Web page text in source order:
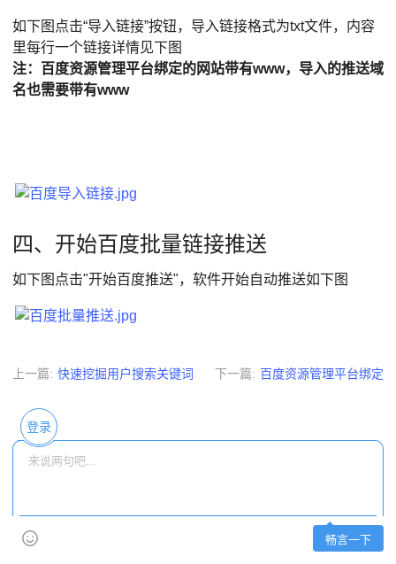
如下图点击“导入链接”按钮，导入链接格式为txt文件，内容
里每行一个链接详情见下图
注：百度资源管理平台绑定的网站带有www，导入的推送域
名也需要带有www
四、开始百度批量链接推送
如下图点击"开始百度推送"，软件开始自动推送如下图
上一篇: 快速挖掘用户搜索关键词 下一篇: 百度资源管理平台绑定
登录
畅言一下